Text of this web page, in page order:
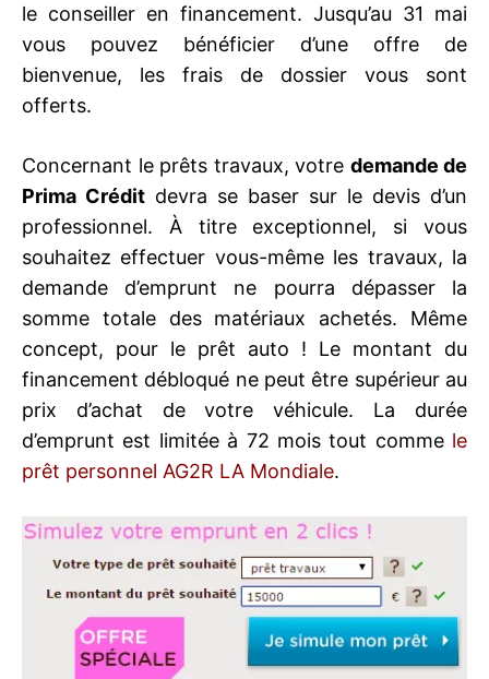
le conseiller en financement. Jusqu’au 31 mai
vous pouvez bénéficier d’une offre de
bienvenue, les frais de dossier vous sont
offerts.
Concernant le prêts travaux, votre demande de
Prima Crédit devra se baser sur le devis d’un
professionnel. À titre exceptionnel, si vous
souhaitez effectuer vous-même les travaux, la
demande d’emprunt ne pourra dépasser la
somme totale des matériaux achetés. Même
concept, pour le prêt auto ! Le montant du
financement débloqué ne peut être supérieur au
prix d’achat de votre véhicule. La durée
d’emprunt est limitée à 72 mois tout comme le
prêt personnel AG2R LA Mondiale.